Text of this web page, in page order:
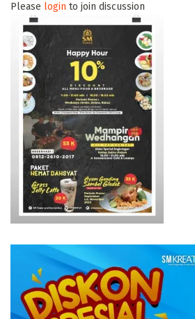
Please login to join discussion